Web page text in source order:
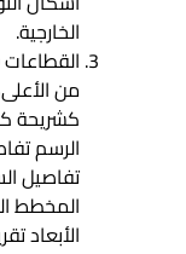
الخارجية.
من
كشريحة
الرسم
تفاصيل
المخطط
الأبعاد